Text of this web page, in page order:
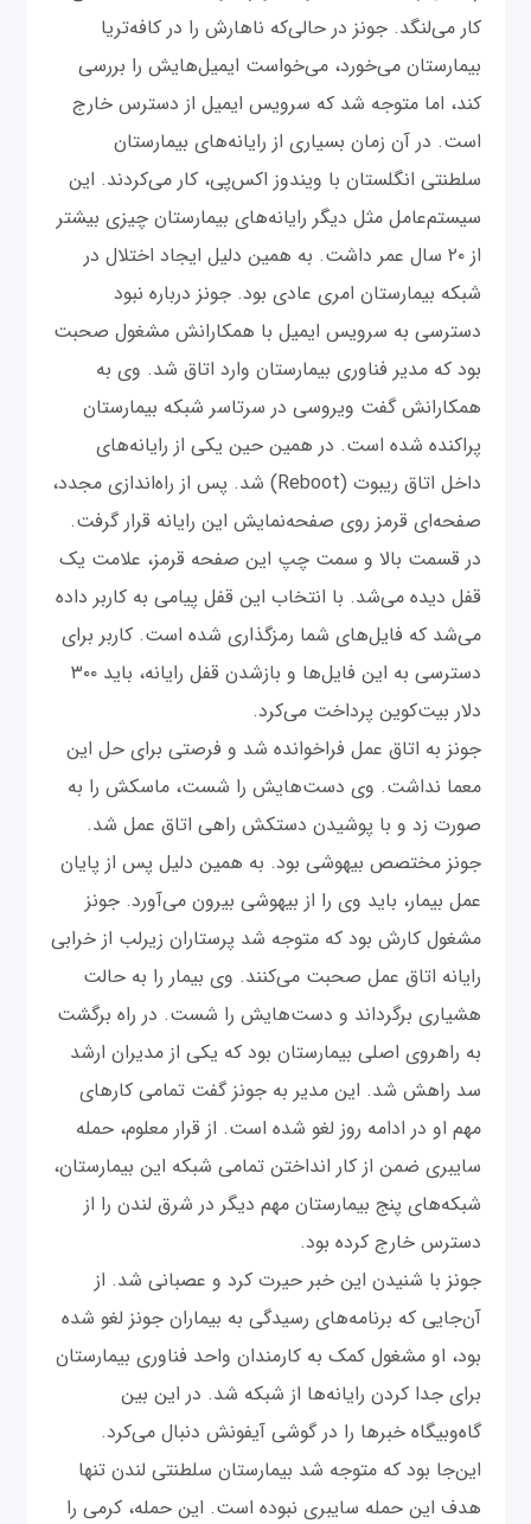
کار می‌لنگد. جونز در حالی‌که ناهارش را در کافه‌تریا
بیمارستان می‌خورد، می‌خواست ایمیل‌هایش را بررسی
کند، اما متوجه شد که سرویس ایمیل از دسترس خارج
است. در آن زمان بسیاری از رایانه‌های بیمارستان
سلطنتی انگلستان با ویندوز اکس‌پی، کار می‌‌کردند. این
سیستم‌عامل مثل دیگر رایانه‌‌های بیمارستان چیزی بیشتر
از ۲۰ سال عمر داشت. به همین دلیل ایجاد اختلال در
شبکه بیمارستان امری عادی بود. جونز درباره نبود
دسترسی به سرویس ایمیل با همکارانش مشغول صحبت
بود که مدیر فناوری بیمارستان وارد اتاق شد. وی به
همکارانش گفت ویروسی در سرتاسر شبکه بیمارستان
پراکنده شده است. در همین حین یکی از رایانه‌های
داخل اتاق ریبوت (Reboot) شد. پس از راه‌اندازی مجدد،
صفحه‌ای قرمز روی صفحه‌نمایش این رایانه قرار گرفت.
در قسمت بالا و سمت چپ این صفحه قرمز، علامت یک
قفل دیده می‌شد. با انتخاب این قفل پیامی به کاربر داده
می‌شد که فایل‌های شما رمزگذاری شده است. کاربر برای
دسترسی به این فایل‌ها و بازشدن قفل رایانه، باید ۳۰۰
دلار بیت‌کوین پرداخت می‌کرد.
جونز به اتاق عمل فراخوانده شد و فرصتی برای حل این
معما نداشت. وی دست‌هایش را شست، ماسکش را به
صورت زد و با پوشیدن دستکش راهی اتاق عمل شد.
جونز مختصص بیهوشی بود. به همین دلیل پس از پایان
عمل بیمار، باید وی را از بیهوشی بیرون می‌آورد. جونز
مشغول کارش بود که متوجه شد پرستاران زیرلب از خرابی
رایانه اتاق عمل صحبت می‌کنند. وی بیمار را به حالت
هشیاری برگرداند و دست‌هایش را شست. در راه برگشت
به راهروی اصلی بیمارستان بود که یکی از مدیران ارشد
سد راهش شد. این مدیر به جونز گفت تمامی کارهای
مهم او در ادامه روز لغو شده است. از قرار معلوم، حمله
سایبری ضمن از کار انداختن تمامی شبکه این بیمارستان،
شبکه‌های پنج بیمارستان مهم دیگر در شرق لندن را از
دسترس خارج کرده بود.
جونز با شنیدن این خبر حیرت کرد و عصبانی شد. از
آن‌جایی که برنامه‌های رسیدگی به بیماران جونز لغو شده
بود، او مشغول کمک به کارمندان واحد فناوری بیمارستان
برای جدا کردن رایانه‌ها از شبکه شد. در این بین
گاه‌و‌بیگاه خبرها را در گوشی آیفونش دنبال می‌کرد.
این‌جا بود که متوجه شد بیمارستان سلطنتی لندن تنها
هدف این حمله سایبری نبوده است. این حمله، کرمی را